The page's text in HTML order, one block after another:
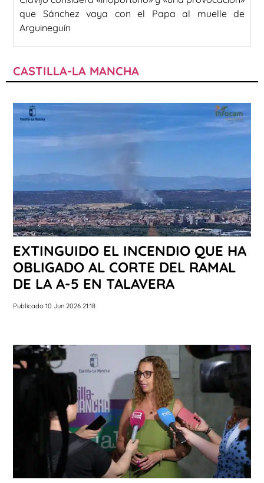
que Sánchez vaya con el Papa al muelle de
Arguineguín
CASTILLA-LA MANCHA
EXTINGUIDO EL INCENDIO QUE HA
OBLIGADO AL CORTE DEL RAMAL
DE LA A-5 EN TALAVERA
Publicado 10 Jun 2026 21:18